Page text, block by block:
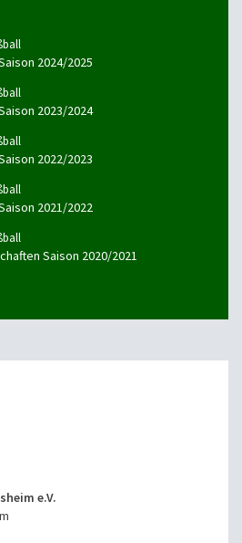
2024/2025
2023/2024
2022/2023
2021/2022
Saison 2020/2021
e.V.